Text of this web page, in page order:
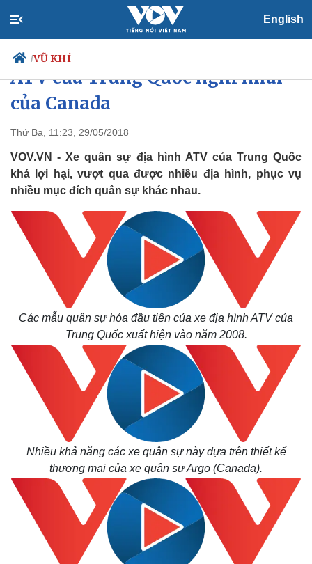
English
/VŨ KHÍ
Chính trị
Tổ chức nhân sự
Quốc hội
Nhận diện sự thật
Dự báo thời tiết
Giáo dục
Dấu ấn VOV
Biển đảo
Ảnh: Mổ xẻ xe quân sự địa hình
ATV của Trung Quốc nghi nhái
của Canada
Thứ Ba, 11:23, 29/05/2018
VOV.VN - Xe quân sự địa hình ATV của Trung Quốc
khá lợi hại, vượt qua được nhiều địa hình, phục vụ
nhiều mục đích quân sự khác nhau.
Các mẫu quân sự hóa đầu tiên của xe địa hình ATV của
Trung Quốc xuất hiện vào năm 2008.
Nhiều khả năng các xe quân sự này dựa trên thiết kế
thương mại của xe quân sự Argo (Canada).